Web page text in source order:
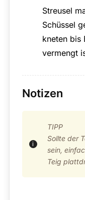
Streusel
Schüssel
kneten bis
vermengt
Notizen
TIPP
Sollte der
sein,
Teig